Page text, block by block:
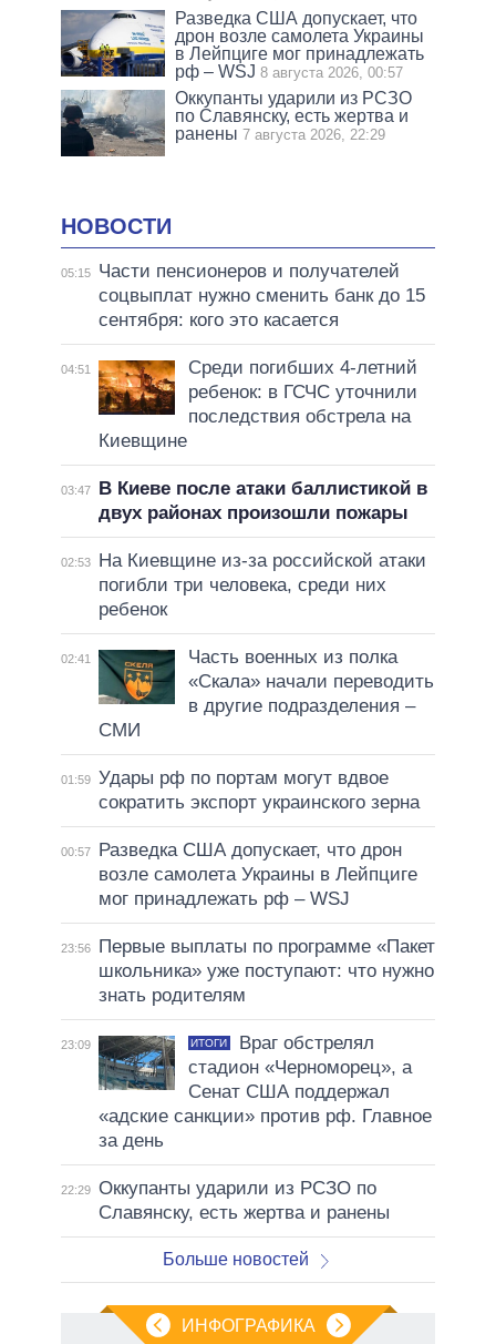
Разведка США допускает, что
дрон возле самолета Украины
в Лейпциге мог принадлежать
рф – WSJ 8 августа 2026, 00:57
Оккупанты ударили из РСЗО
по Славянску, есть жертва и
ранены 7 августа 2026, 22:29
НОВОСТИ
05:15
Части пенсионеров и получателей
соцвыплат нужно сменить банк до 15
сентября: кого это касается
04:51
Среди погибших 4-летний
ребенок: в ГСЧС уточнили
последствия обстрела на
Киевщине
03:47
В Киеве после атаки баллистикой в
двух районах произошли пожары
02:53
На Киевщине из-за российской атаки
погибли три человека, среди них
ребенок
02:41
Часть военных из полка
«Скала» начали переводить
в другие подразделения –
СМИ
01:59 Удары рф по портам могут вдвое
сократить экспорт украинского зерна
00:57
Разведка США допускает, что дрон
возле самолета Украины в Лейпциге
мог принадлежать рф – WSJ
23:56
Первые выплаты по программе «Пакет
школьника» уже поступают: что нужно
знать родителям
23:09 ИТОГИ
Враг обстрелял
стадион «Черноморец», а
Сенат США поддержал
«адские санкции» против рф. Главное
за день
22:29 Оккупанты ударили из РСЗО по
Славянску, есть жертва и ранены
Больше новостей
ИНФОГРАФИКА